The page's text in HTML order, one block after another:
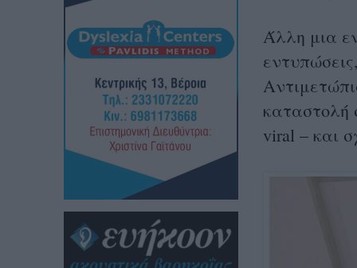
Άλλη μια
καταστολή
viral – και